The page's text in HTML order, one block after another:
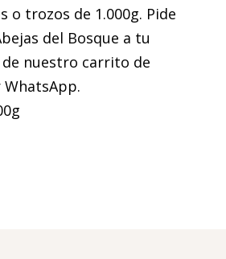
o trozos de 1.000g. Pide
del Bosque a tu
de nuestro carrito de